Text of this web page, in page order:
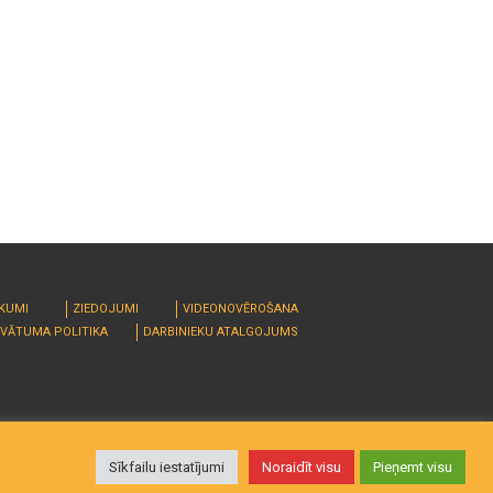
ZIEDOJUMI
VIDEONOVĒROŠANA
POLITIKA
DARBINIEKU ATALGOJUMS
Sīkfailu iestatījumi Noraidīt visu Pieņemt visu